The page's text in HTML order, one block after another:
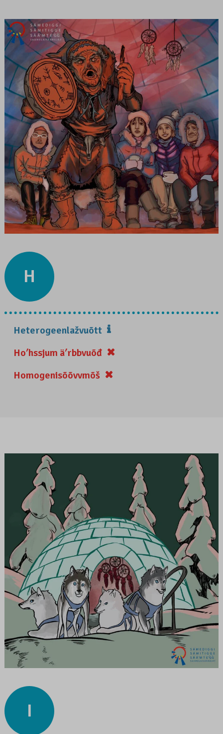
H
Heterogeenlažvuõtt
Hoʹhssjum äʹrbbvuõđ
Homogenisõõvvmõš
I